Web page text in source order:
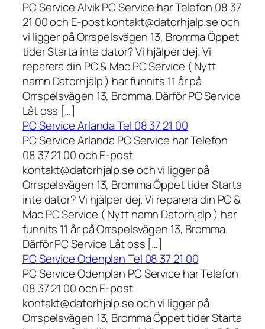
PC Service Alvik PC Service har Telefon 08 37
21 00 och E-post kontakt@datorhjalp.se och
vi ligger på Orrspelsvägen 13, Bromma Öppet
tider Starta inte dator? Vi hjälper dej. Vi
reparera din PC & Mac PC Service ( Nytt
namn Datorhjälp ) har funnits 11 år på
Orrspelsvägen 13, Bromma. Därför PC Service
Låt oss […]
PC Service Arlanda Tel 08 37 21 00
PC Service Arlanda PC Service har Telefon
08 37 21 00 och E-post
kontakt@datorhjalp.se och vi ligger på
Orrspelsvägen 13, Bromma Öppet tider Starta
inte dator? Vi hjälper dej. Vi reparera din PC &
Mac PC Service ( Nytt namn Datorhjälp ) har
funnits 11 år på Orrspelsvägen 13, Bromma.
Därför PC Service Låt oss […]
PC Service Odenplan Tel 08 37 21 00
PC Service Odenplan PC Service har Telefon
08 37 21 00 och E-post
kontakt@datorhjalp.se och vi ligger på
Orrspelsvägen 13, Bromma Öppet tider Starta